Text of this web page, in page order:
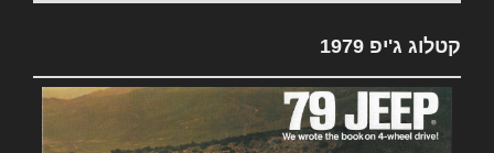
קטלוג ג'יפ 1979